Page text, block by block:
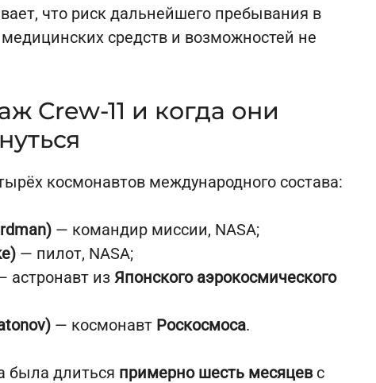
что риск дальнейшего пребывания в
средств и возможностей не
Crew-11 и когда они
космонавтов международного состава:
— командир миссии, NASA;
— пилот, NASA;
астронавт из Японского аэрокосмического
— космонавт Роскосмоса.
была длиться примерно шесть месяцевс